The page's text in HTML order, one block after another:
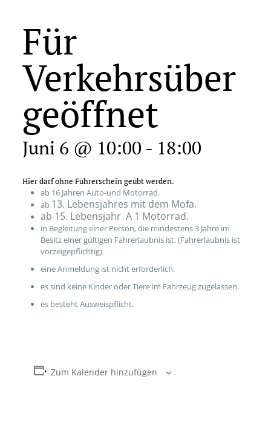
Für
Verkehrsüber
geöffnet
Juni 6 @ 10:00 - 18:00
Hier darf ohne Führerschein geübt werden.
ab 16 Jahren Auto-und Motorrad.
ab 13. Lebensjahres mit dem Mofa.
ab 15. Lebensjahr A 1 Motorrad.
in Begleitung einer Person, die mindestens 3 Jahre im
Besitz einer gültigen Fahrerlaubnis ist. (Fahrerlaubnis ist
vorzeigepflichtig).
eine Anmeldung ist nicht erforderlich.
es sind keine Kinder oder Tiere im Fahrzeug zugelassen.
es besteht Ausweispflicht.
Zum Kalender hinzufügen